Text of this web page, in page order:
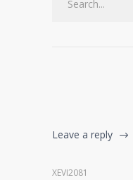
Leave a reply
XEVI2081